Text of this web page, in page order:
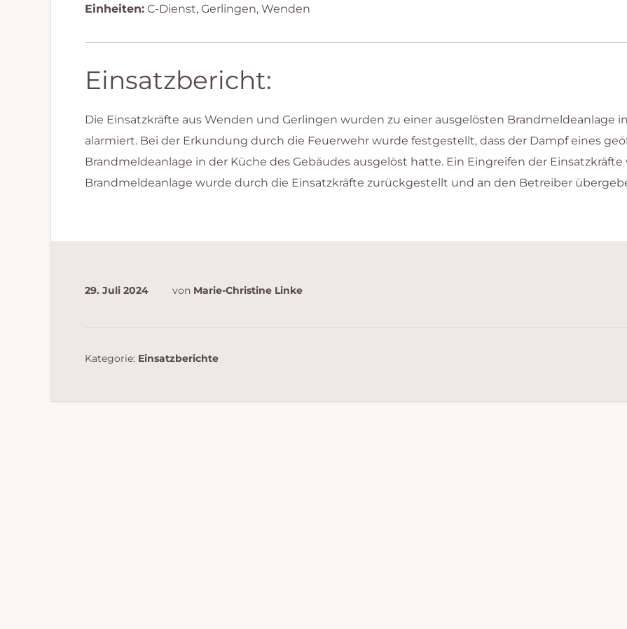
Einheiten: C-Dienst, Gerlingen, Wenden
Einsatzbericht:
Die Einsatzkräfte aus Wenden und Gerlingen wurden zu einer ausgelösten Brandmeldeanlage
alarmiert. Bei der Erkundung durch die Feuerwehr wurde festgestellt, dass der Dampf eines
Brandmeldeanlage in der Küche des Gebäudes ausgelöst hatte. Ein Eingreifen der
Brandmeldeanlage wurde durch die Einsatzkräfte zurückgestellt und an den Betreiber
29. Juli 2024 von Marie-Christine Linke
Kategorie: Einsatzberichte